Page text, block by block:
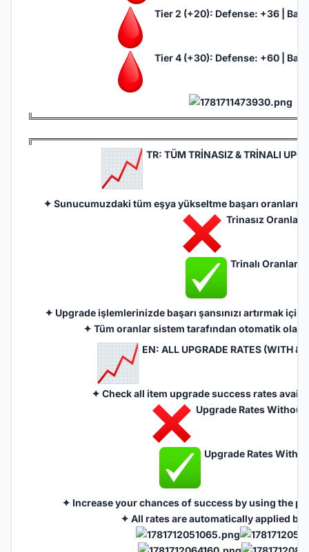
Tier 2 (+20): Defense: +36 |
Tier 4 (+30): Defense: +60 |
TR: TÜM TRİNASIZ & TRİNALI
✦ Sunucumuzdaki tüm eşya yükseltme başarı
Trinasız Oranlar
Trinalı Oranlar
✦ Upgrade işlemlerinizde başarı şansınızı artırmak
✦ Tüm oranlar sistem tarafından otomatik
EN: ALL UPGRADE RATES (WITH &
✦ Check all item upgrade success rates
Upgrade Rates Without
Upgrade Rates With
✦ Increase your chances of success by using the
✦ All rates are automatically applied by